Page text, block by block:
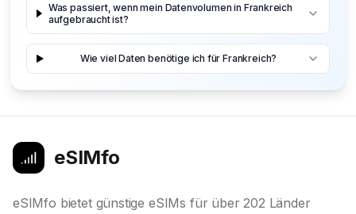
Was passiert, wenn mein Datenvolumen in Frankreich
aufgebraucht ist?
Wie viel Daten benötige ich für Frankreich?
eSIMfo
eSIMfo bietet günstige eSIMs für über 202 Länder